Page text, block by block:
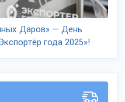
Даров» — День
года 2025»!